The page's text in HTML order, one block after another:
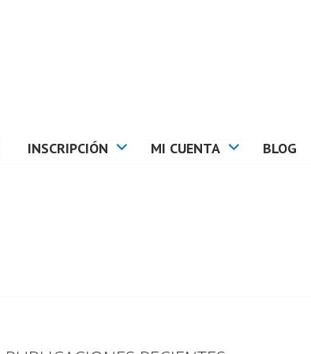
INSCRIPCIÓN MI CUENTA BLOG